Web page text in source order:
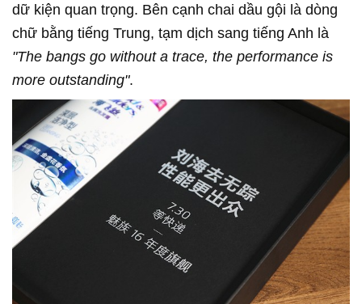
dữ kiện quan trọng. Bên cạnh chai dầu gội là dòng
chữ bằng tiếng Trung, tạm dịch sang tiếng Anh là
"The bangs go without a trace, the performance is
more outstanding".